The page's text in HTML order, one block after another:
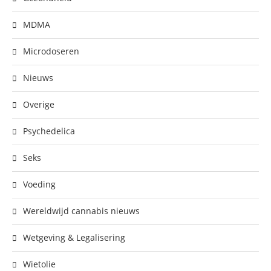
MDMA
Microdoseren
Nieuws
Overige
Psychedelica
Seks
Voeding
Wereldwijd cannabis nieuws
Wetgeving & Legalisering
Wietolie